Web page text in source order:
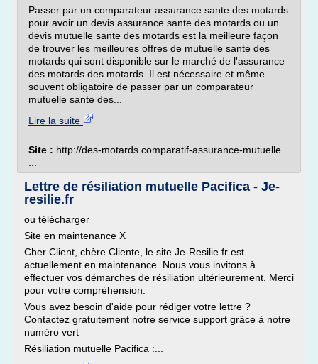
Passer par un comparateur assurance sante des motards
pour avoir un devis assurance sante des motards ou un
devis mutuelle sante des motards est la meilleure façon
de trouver les meilleures offres de mutuelle sante des
motards qui sont disponible sur le marché de l'assurance
des motards des motards. Il est nécessaire et même
souvent obligatoire de passer par un comparateur
mutuelle sante des...
Lire la suite
Site : http://des-motards.comparatif-assurance-mutuelle.
Lettre de résiliation mutuelle Pacifica - Je-
resilie.fr
ou télécharger
Site en maintenance X
Cher Client, chère Cliente, le site Je-Resilie.fr est
actuellement en maintenance. Nous vous invitons à
effectuer vos démarches de résiliation ultérieurement. Merci
pour votre compréhension.
Vous avez besoin d'aide pour rédiger votre lettre ?
Contactez gratuitement notre service support grâce à notre
numéro vert
Résiliation mutuelle Pacifica :...